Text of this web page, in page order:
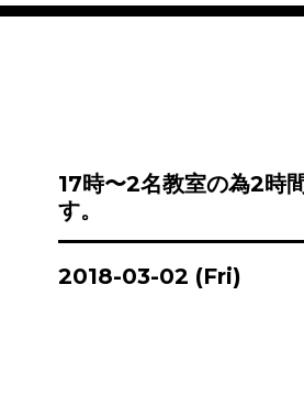
17時〜2名教室の為2時
す。
2018-03-02 (Fri)